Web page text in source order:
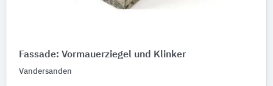
Fassade: Vormauerziegel und Klinker
Vandersanden